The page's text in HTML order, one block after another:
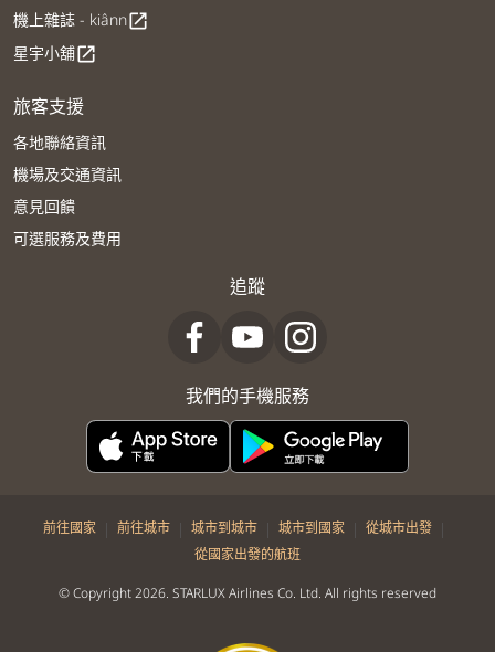
機上雜誌 - kiânnopen_in_new
星宇小舖open_in_new
旅客支援
各地聯絡資訊
機場及交通資訊
意見回饋
可選服務及費用
追蹤
我們的手機服務
前往國家 | 前往城市 | 城市到城市 | 城市到國家 | 從城市出發 |
從國家出發的航班
© Copyright 2026. STARLUX Airlines Co. Ltd. All rights reserved